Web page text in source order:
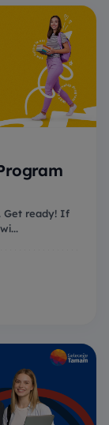
Get ready! If